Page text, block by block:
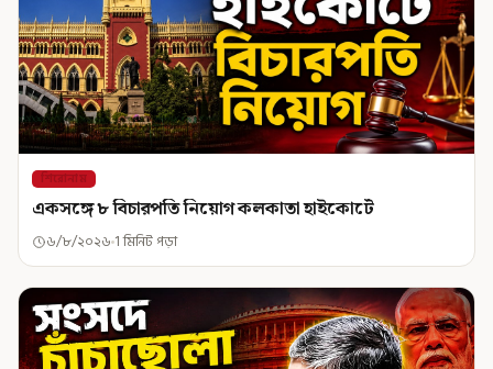
শিরোনাম
একসঙ্গে ৮ বিচারপতি নিয়োগ কলকাতা হাইকোর্টে
৬/৮/২০২৬ 1 মিনিট পড়া